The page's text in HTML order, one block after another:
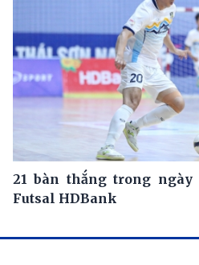
21 bàn thắng trong
Futsal HDBank